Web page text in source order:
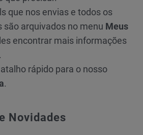
que nos envias e todos os
são arquivados no menu Meus
encontrar mais informações
.
rápido para o nosso
.
Novidades